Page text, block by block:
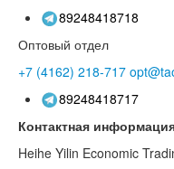
89248418718
Оптовый отдел
+7 (4162) 218-717
89248418717
Контактная
Heihe Yilin Economic